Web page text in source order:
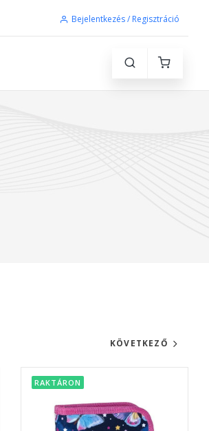
Bejelentkezés / Regisztráció
KÖVETKEZŐ
RAKTÁRON